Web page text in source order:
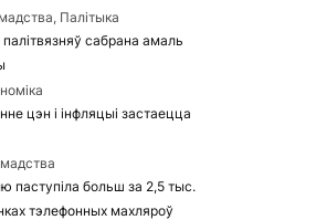
Палітыка
сабрана амаль
цэн і інфляцыі застаецца
паступіла больш за 2,5 тыс.
тэлефонных махляроў